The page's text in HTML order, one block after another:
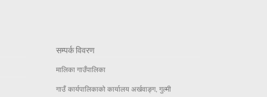
सम्पर्क विवरण
मालिका गाउँपालिका
गाउँ कार्यपालिकाको कार्यालय अर्खवाङ्ग, गुल्मी